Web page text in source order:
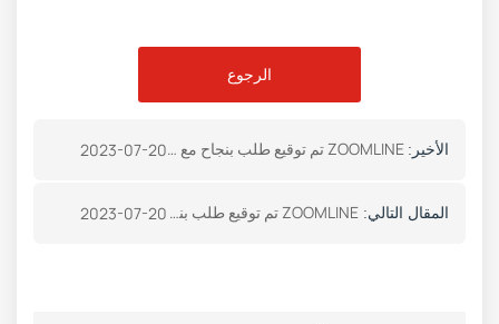
الرجوع
الأخير: 2023-07-20
المقال التالي: ZOOMLINE تم توقيع طلب بنجاح مع عميل فيتنامي 2023-07-20